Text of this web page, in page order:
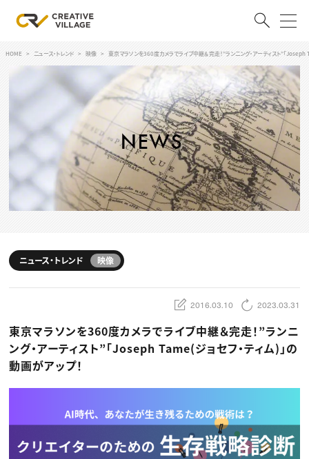
ログイン 会員登録
RECRUIT
クリエイター求人を探す
CREATIVE JOB求人検索
特集求人
採用説明会
スキルアップしたい！
デザイン
編集・ライティング
マーケティング
ディレクション
業界解説・キャリア事情
お役立ち基礎知識
TOP Creator’s コラム
Webクリエイター
アプリクリエイター
ゲームクリエイター
映像クリエイター
マーケッター
C＆R Magazine
セミナー
ニュース・トレンド
ニュース・トレンド トップ
ゲーム・エンタメ
広告
出版
CREATIVE VILLAGEからのお知らせ
HOME ニュース・トレンド 映像 東京マラソンを360度カメラでライブ中継＆完走！”ランニング・アーティスト”「Joseph
ニュース・トレンド 映像
2016.03.10 2023.03.31
東京マラソンを360度カメラでライブ中継＆完走！”ランニ
ング・アーティスト”「Joseph Tame(ジョセフ・ティム)」の
動画がアップ！